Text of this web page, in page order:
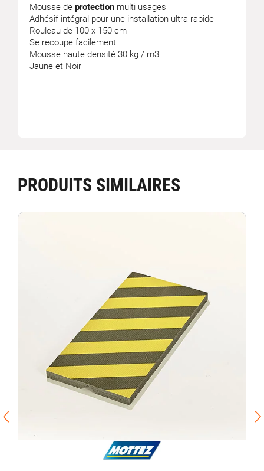
Mousse de protection multi usages
Adhésif intégral pour une installation ultra rapide
Rouleau de 100 x 150 cm
Se recoupe facilement
Mousse haute densité 30 kg / m3
Jaune et Noir
PRODUITS SIMILAIRES